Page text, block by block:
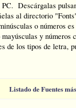
Descárgalas
al directorio
o números
y números
de los tipos de letra,
Listado de Fuentes